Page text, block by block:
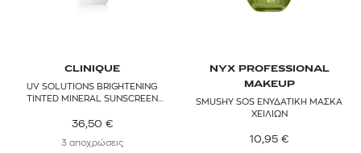
CLINIQUE
UV SOLUTIONS BRIGHTENING
TINTED MINERAL SUNSCREEN
36,50 €
3 αποχρώσεις
NYX PROFESSIONAL
MAKEUP
SMUSHY SOS ΕΝΥΔΑΤΙΚΗ ΜΑΣΚΑ
ΧΕΙΛΙΩΝ
10,95 €